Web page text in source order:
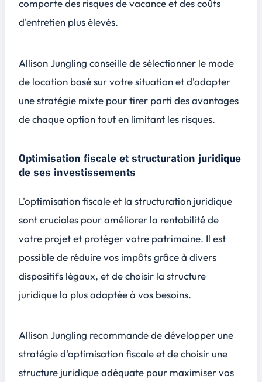
comporte des risques de vacance et des coûts
d'entretien plus élevés.
Allison Jungling conseille de sélectionner le mode
de location basé sur votre situation et d'adopter
une stratégie mixte pour tirer parti des avantages
de chaque option tout en limitant les risques.
Optimisation fiscale et structuration juridique
de ses investissements
L'optimisation fiscale et la structuration juridique
sont cruciales pour améliorer la rentabilité de
votre projet et protéger votre patrimoine. Il est
possible de réduire vos impôts grâce à divers
dispositifs légaux, et de choisir la structure
juridique la plus adaptée à vos besoins.
Allison Jungling recommande de développer une
stratégie d'optimisation fiscale et de choisir une
structure juridique adéquate pour maximiser vos